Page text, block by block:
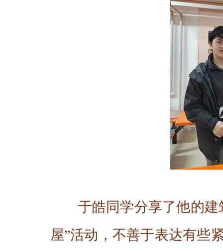
于皓同学分享了他的
屋”活动，不善于表达有些